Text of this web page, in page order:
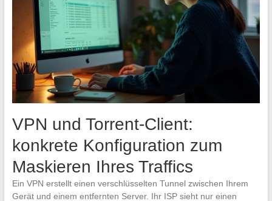
VPN und Torrent-Client:
konkrete Konfiguration zum
Maskieren Ihres Traffics
Ein VPN erstellt einen verschlüsselten Tunnel zwischen Ihrem
Gerät und einem entfernten Server. Ihr ISP sieht nur einen